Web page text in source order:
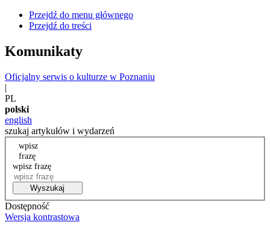
Przejdź do menu głównego
Przejdź do treści
Komunikaty
Oficjalny serwis o kulturze w Poznaniu
|
PL
polski
english
szukaj artykułów i wydarzeń
wpisz
frazę
wpisz frazę
Wyszukaj
Dostępność
Wersja kontrastowa